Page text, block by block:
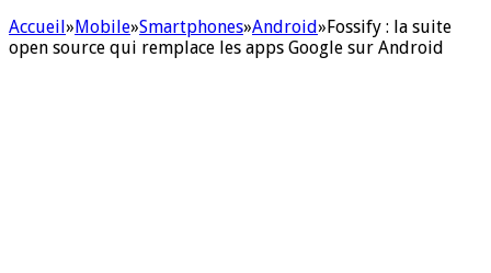
Accueil»Mobile»Smartphones»Android»Fossify : la suite
open source qui remplace les apps Google sur Android